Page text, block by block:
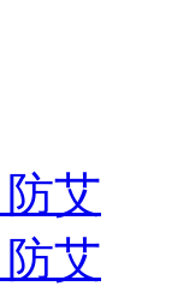
艾
艾